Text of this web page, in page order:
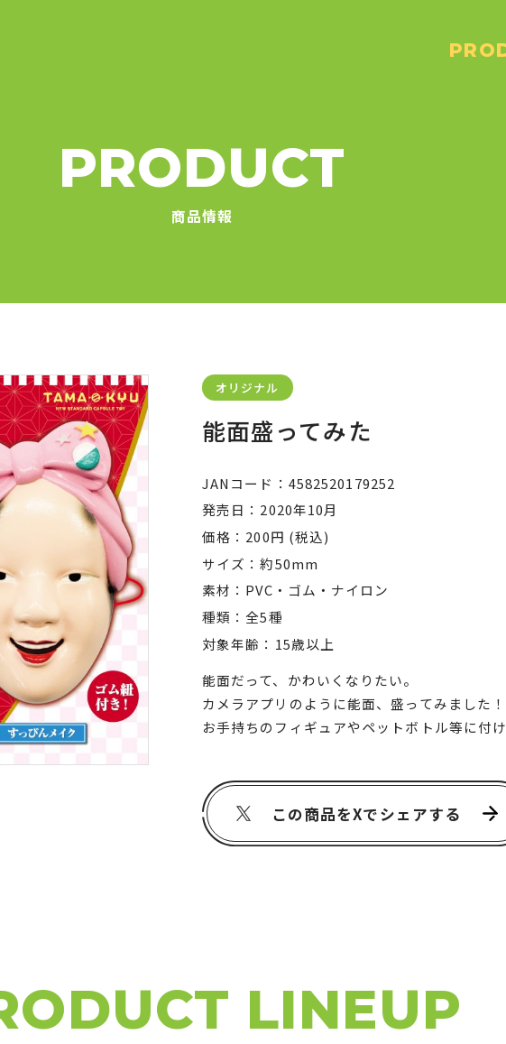
PRODUCT
商品情報
オリジナル
能面盛ってみた
JANコード
4582520179252
発売日
2020年10月
価格
200円 (税込)
サイズ
約50mm
素材
PVC・ゴム・ナイロン
種類
全5種
対象年齢
15歳以上
能面だって、かわいくなりたい。
カメラアプリのように能面、盛ってみました！
お手持ちのフィギュアやペットボトル等に付
この商品をXでシェアする
LINEUP